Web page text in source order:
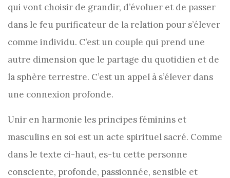
qui vont choisir de grandir, d’évoluer et de passer
dans le feu purificateur de la relation pour s’élever
comme individu. C’est un couple qui prend une
autre dimension que le partage du quotidien et de
la sphère terrestre. C’est un appel à s’élever dans
une connexion profonde.
Unir en harmonie les principes féminins et
masculins en soi est un acte spirituel sacré. Comme
dans le texte ci-haut, es-tu cette personne
consciente, profonde, passionnée, sensible et